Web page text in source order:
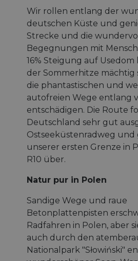
Wir rollen entlang der
deutschen Küste und
Strecke und die
Begegnungen mit
16% Steigung auf Usedom
der Sommerhitze mächtig
die phantastischen und
autofreien Wege entlang
entschädigen. Die Route
Deutschland sehr gut
Ostseeküstenradweg und
unserer ersten Grenze in
R10 über.
Natur pur in Polen
Sandige Wege und raue
Betonplattenpisten
Radfahren in Polen, aber
auch durch den
Nationalpark "Słowiński"